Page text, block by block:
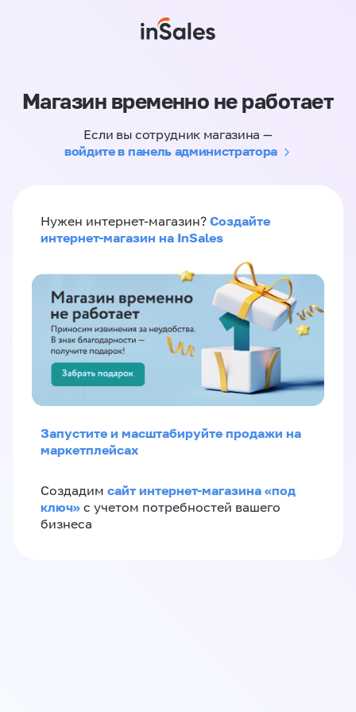
Магазин временно не работает
Если вы сотрудник магазина —
войдите в панель администратора
Нужен интернет-магазин? Создайте
интернет-магазин на InSales
Запустите и масштабируйте продажи на
маркетплейсах
Создадим сайт интернет-магазина «под
ключ» с учетом потребностей вашего
бизнеса